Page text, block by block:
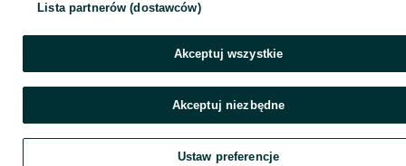
Lista partnerów (dostawców)
Akceptuj wszystkie
Akceptuj niezbędne
Ustaw preferencje